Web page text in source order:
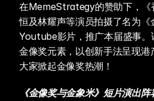
在MemeStrategy的赞助下，《
恒及林耀声等演员拍摄了名为《
Youtube影片，推广本届盛事。
金像奖元素，以创新手法呈现
大家掀起金像奖热潮！
《金像奖与金象米》短片演出阵